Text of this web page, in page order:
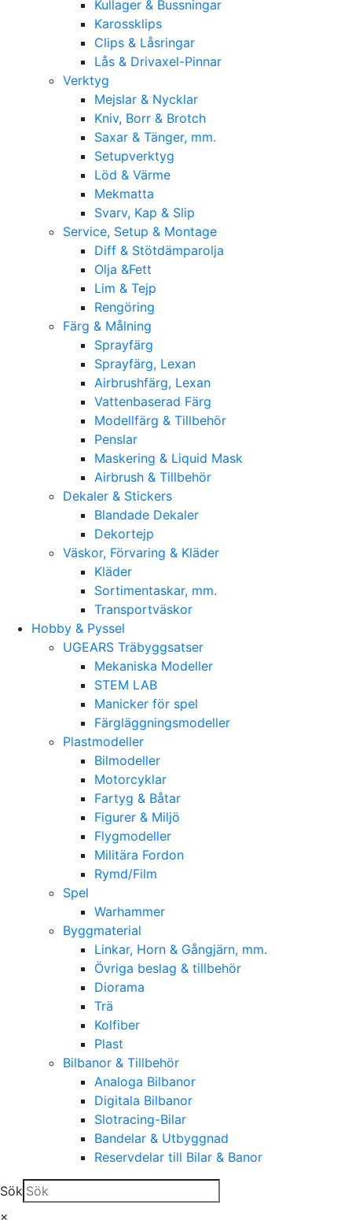
Kullager & Bussningar
Karossklips
Clips & Låsringar
Lås & Drivaxel-Pinnar
Verktyg
Mejslar & Nycklar
Kniv, Borr & Brotch
Saxar & Tänger, mm.
Setupverktyg
Löd & Värme
Mekmatta
Svarv, Kap & Slip
Service, Setup & Montage
Diff & Stötdämparolja
Olja &Fett
Lim & Tejp
Rengöring
Färg & Målning
Sprayfärg
Sprayfärg, Lexan
Airbrushfärg, Lexan
Vattenbaserad Färg
Modellfärg & Tillbehör
Penslar
Maskering & Liquid Mask
Airbrush & Tillbehör
Dekaler & Stickers
Blandade Dekaler
Dekortejp
Väskor, Förvaring & Kläder
Kläder
Sortimentaskar, mm.
Transportväskor
Hobby & Pyssel
UGEARS Träbyggsatser
Mekaniska Modeller
STEM LAB
Manicker för spel
Färgläggningsmodeller
Plastmodeller
Bilmodeller
Motorcyklar
Fartyg & Båtar
Figurer & Miljö
Flygmodeller
Militära Fordon
Rymd/Film
Spel
Warhammer
Byggmaterial
Linkar, Horn & Gångjärn, mm.
Övriga beslag & tillbehör
Diorama
Trä
Kolfiber
Plast
Bilbanor & Tillbehör
Analoga Bilbanor
Digitala Bilbanor
Slotracing-Bilar
Bandelar & Utbyggnad
Reservdelar till Bilar & Banor
Sök
×